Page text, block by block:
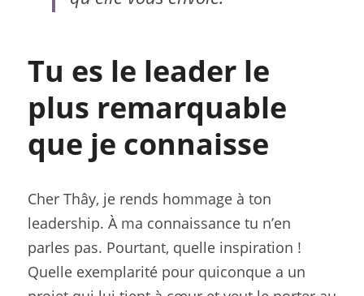
Tu es le leader le
plus remarquable
que je connaisse
Cher Thây, je rends hommage à ton
leadership. À ma connaissance tu n’en
parles pas. Pourtant, quelle inspiration !
Quelle exemplarité pour quiconque a un